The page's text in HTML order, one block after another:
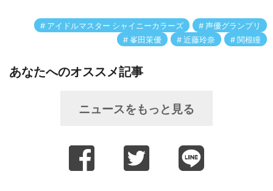
アイドルマスター シャイニーカラーズ
声優グランプリ
峯田茉優
近藤玲奈 関根瞳
あなたへのオススメ記事
ニュースをもっと見る